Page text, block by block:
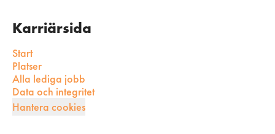
Karriärsida
Start
Platser
Alla lediga jobb
Data och integritet
Hantera cookies